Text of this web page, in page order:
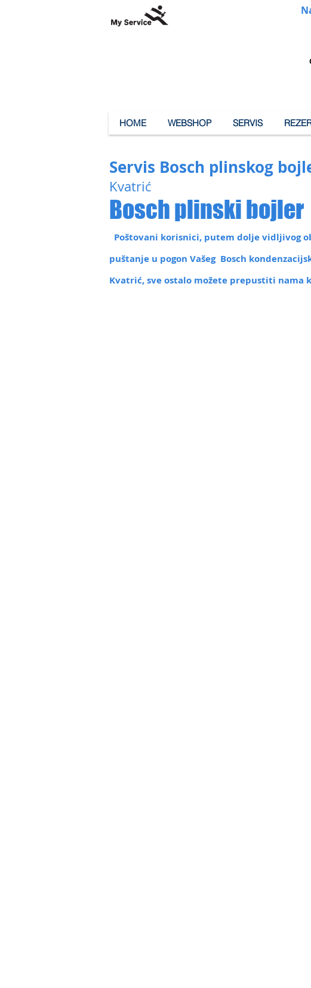
HOME WEBSHOP SERVIS
Servis Bosch plinskog
Kvatrić
Bosch plinski bojler
Poštovani korisnici, putem dolje vidljivog
puštanje u pogon Vašeg Bosch
Kvatrić, sve ostalo možete prepustiti nama